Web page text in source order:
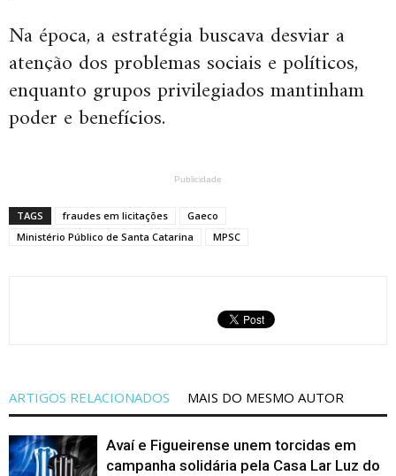
Na época, a estratégia buscava desviar a
atenção dos problemas sociais e políticos,
enquanto grupos privilegiados mantinham
poder e benefícios.
Publicidade
TAGS fraudes em licitações
Gaeco
Ministério Público de Santa Catarina
MPSC
ARTIGOS RELACIONADOS MAIS DO MESMO AUTOR
Avaí e Figueirense unem torcidas em
campanha solidária pela Casa Lar Luz do